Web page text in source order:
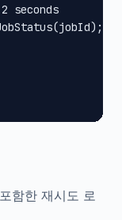
seconds
함한 재시도 로